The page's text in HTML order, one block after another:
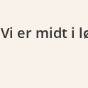
Vi er midt i